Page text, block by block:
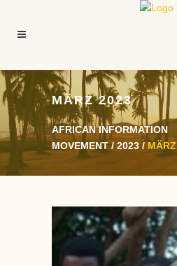
MÄRZ 2023
AFRICAN INFORMATION
MOVEMENT/2023 /MÄRZ